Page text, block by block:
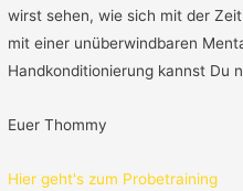
wirst sehen, wie sich mit der
mit einer unüberwindbaren
Handkonditionierung kannst Du
Euer Thommy
Hier geht's zum Probetraining